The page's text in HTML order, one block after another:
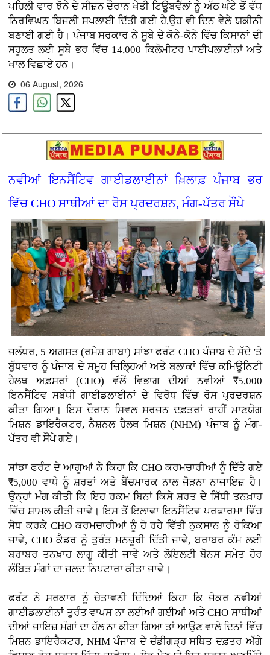
ਪਹਿਲੀ ਵਾਰ ਝੋਨੇ ਦੇ ਸੀਜ਼ਨ ਦੌਰਾਨ ਖੇਤੀ ਟਿਊਬਵੈੱਲਾਂ ਨੂੰ ਅੱਠ ਘੰਟੇ ਤੋਂ ਵੱਧ
ਨਿਰਵਿਘਨ ਬਿਜਲੀ ਸਪਲਾਈ ਦਿੱਤੀ ਗਈ ਹੈ,ਉਹ ਵੀ ਦਿਨ ਵੇਲੇ ਯਕੀਨੀ
ਬਣਾਈ ਗਈ ਹੈ। ਪੰਜਾਬ ਸਰਕਾਰ ਨੇ ਸੂਬੇ ਦੇ ਕੋਨੇ-ਕੋਨੇ ਵਿੱਚ ਕਿਸਾਨਾਂ ਦੀ
ਸਹੂਲਤ ਲਈ ਸੂਬੇ ਭਰ ਵਿੱਚ 14,000 ਕਿਲੋਮੀਟਰ ਪਾਈਪਲਾਈਨਾਂ ਅਤੇ
ਖਾਲ ਵਿਛਾਏ ਹਨ।
06 August, 2026
ਨਵੀਆਂ ਇਨਸੈਂਟਿਵ ਗਾਈਡਲਾਈਨਾਂ ਖ਼ਿਲਾਫ਼ ਪੰਜਾਬ ਭਰ
ਵਿੱਚ CHO ਸਾਥੀਆਂ ਦਾ ਰੋਸ ਪ੍ਰਦਰਸ਼ਨ, ਮੰਗ-ਪੱਤਰ ਸੌਂਪੇ
ਜਲੰਧਰ, 5 ਅਗਸਤ (ਰਮੇਸ਼ ਗਾਬਾ) ਸਾਂਝਾ ਫਰੰਟ CHO ਪੰਜਾਬ ਦੇ ਸੱਦੇ 'ਤੇ
ਬੁੱਧਵਾਰ ਨੂੰ ਪੰਜਾਬ ਦੇ ਸਮੂਹ ਜ਼ਿਲ੍ਹਿਆਂ ਅਤੇ ਬਲਾਕਾਂ ਵਿੱਚ ਕਮਿਊਨਿਟੀ
ਹੈਲਥ ਅਫ਼ਸਰਾਂ (CHO) ਵੱਲੋਂ ਵਿਭਾਗ ਦੀਆਂ ਨਵੀਆਂ ₹5,000
ਇਨਸੈਂਟਿਵ ਸਬੰਧੀ ਗਾਈਡਲਾਈਨਾਂ ਦੇ ਵਿਰੋਧ ਵਿੱਚ ਰੋਸ ਪ੍ਰਦਰਸ਼ਨ
ਕੀਤਾ ਗਿਆ। ਇਸ ਦੌਰਾਨ ਸਿਵਲ ਸਰਜਨ ਦਫ਼ਤਰਾਂ ਰਾਹੀਂ ਮਾਣਯੋਗ
ਮਿਸ਼ਨ ਡਾਇਰੈਕਟਰ, ਨੈਸ਼ਨਲ ਹੈਲਥ ਮਿਸ਼ਨ (NHM) ਪੰਜਾਬ ਨੂੰ ਮੰਗ-
ਪੱਤਰ ਵੀ ਸੌਂਪੇ ਗਏ।
ਸਾਂਝਾ ਫਰੰਟ ਦੇ ਆਗੂਆਂ ਨੇ ਕਿਹਾ ਕਿ CHO ਕਰਮਚਾਰੀਆਂ ਨੂੰ ਦਿੱਤੇ ਗਏ
₹5,000 ਵਾਧੇ ਨੂੰ ਸ਼ਰਤਾਂ ਅਤੇ ਬੈਂਚਮਾਰਕ ਨਾਲ ਜੋੜਨਾ ਨਾਜਾਇਜ਼ ਹੈ।
ਉਨ੍ਹਾਂ ਮੰਗ ਕੀਤੀ ਕਿ ਇਹ ਰਕਮ ਬਿਨਾਂ ਕਿਸੇ ਸ਼ਰਤ ਦੇ ਸਿੱਧੀ ਤਨਖ਼ਾਹ
ਵਿੱਚ ਸ਼ਾਮਲ ਕੀਤੀ ਜਾਵੇ। ਇਸ ਤੋਂ ਇਲਾਵਾ ਇਨਸੈਂਟਿਵ ਪਰਫਾਰਮਾ ਵਿੱਚ
ਸੋਧ ਕਰਕੇ CHO ਕਰਮਚਾਰੀਆਂ ਨੂੰ ਹੋ ਰਹੇ ਵਿੱਤੀ ਨੁਕਸਾਨ ਨੂੰ ਰੋਕਿਆ
ਜਾਵੇ, CHO ਕੈਡਰ ਨੂੰ ਤੁਰੰਤ ਮਨਜ਼ੂਰੀ ਦਿੱਤੀ ਜਾਵੇ, ਬਰਾਬਰ ਕੰਮ ਲਈ
ਬਰਾਬਰ ਤਨਖ਼ਾਹ ਲਾਗੂ ਕੀਤੀ ਜਾਵੇ ਅਤੇ ਲੋਇਲਟੀ ਬੋਨਸ ਸਮੇਤ ਹੋਰ
ਲੰਬਿਤ ਮੰਗਾਂ ਦਾ ਜਲਦ ਨਿਪਟਾਰਾ ਕੀਤਾ ਜਾਵੇ।
ਫਰੰਟ ਨੇ ਸਰਕਾਰ ਨੂੰ ਚੇਤਾਵਨੀ ਦਿੰਦਿਆਂ ਕਿਹਾ ਕਿ ਜੇਕਰ ਨਵੀਆਂ
ਗਾਈਡਲਾਈਨਾਂ ਤੁਰੰਤ ਵਾਪਸ ਨਾ ਲਈਆਂ ਗਈਆਂ ਅਤੇ CHO ਸਾਥੀਆਂ
ਦੀਆਂ ਜਾਇਜ਼ ਮੰਗਾਂ ਦਾ ਹੱਲ ਨਾ ਕੀਤਾ ਗਿਆ ਤਾਂ ਆਉਣ ਵਾਲੇ ਦਿਨਾਂ ਵਿੱਚ
ਮਿਸ਼ਨ ਡਾਇਰੈਕਟਰ, NHM ਪੰਜਾਬ ਦੇ ਚੰਡੀਗੜ੍ਹ ਸਥਿਤ ਦਫ਼ਤਰ ਅੱਗੇ